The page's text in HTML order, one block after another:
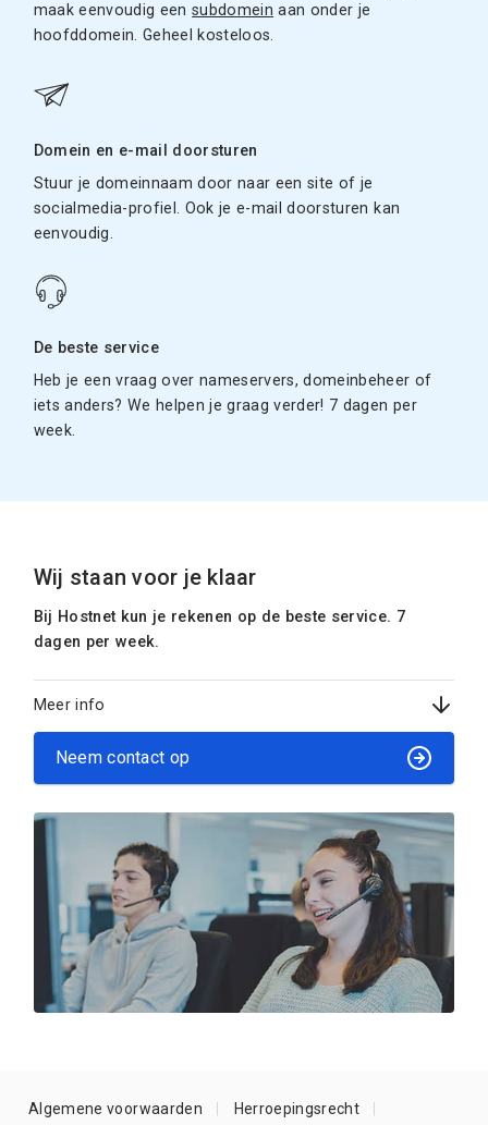
maak eenvoudig eensubdomein aan onder je
hoofddomein. Geheel kosteloos.
Domein en e-mail doorsturen
Stuur je domeinnaam door naar een site of je
socialmedia-profiel. Ook je e-mail doorsturen kan
eenvoudig.
De beste service
Heb je een vraag over nameservers, domeinbeheer of
iets anders? We helpen je graag verder! 7 dagen per
week.
Wij staan voor je klaar
Bij Hostnet kun je rekenen op de beste service. 7
dagen per week.
Meer info
Neem contact op
Algemene voorwaarden Herroepingsrecht